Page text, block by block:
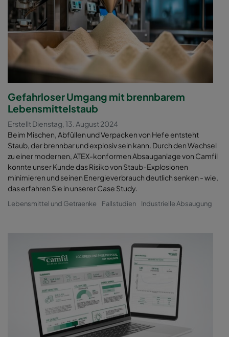
Gefahrloser Umgang mit brennbarem
Lebensmittelstaub
Erstellt Dienstag, 13. August 2024
Beim Mischen, Abfüllen und Verpacken von Hefe entsteht
Staub, der brennbar und explosiv sein kann. Durch den Wechsel
zu einer modernen, ATEX-konformen Absauganlage von Camfil
konnte unser Kunde das Risiko von Staub-Explosionen
minimieren und seinen Energieverbrauch deutlich senken - wie,
das erfahren Sie in unserer Case Study.
Lebensmittel und Getraenke Fallstudien Industrielle Absaugung